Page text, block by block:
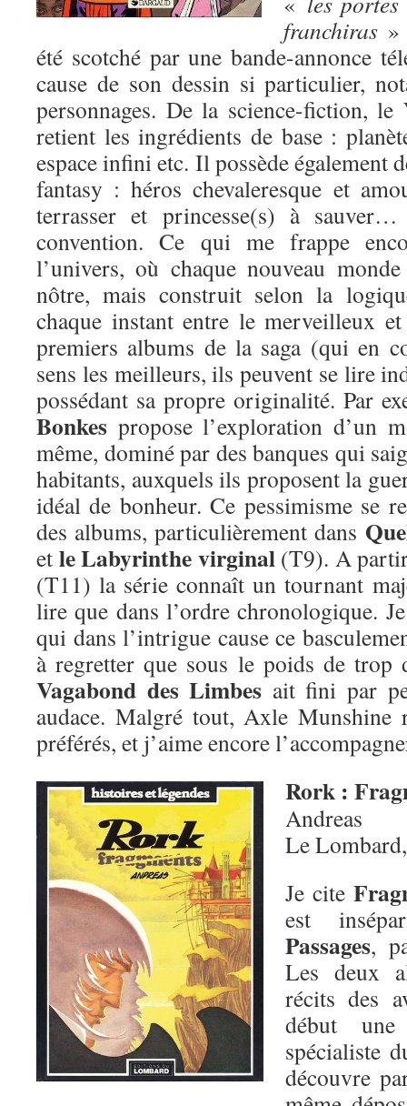
franchiras »
été scotché par une bande-annonce
cause de son dessin si particulier,
personnages. De la science-fiction, le
retient les ingrédients de base :
espace infini etc. Il possède également
fantasy : héros chevaleresque et
terrasser et princesse(s) à
convention. Ce qui me frappe
l’univers, où chaque nouveau
nôtre, mais construit selon la
chaque instant entre le merveilleux
premiers albums de la saga (qui en
sens les meilleurs, ils peuvent se lire
possédant sa propre originalité. Par
Bonkes propose l’exploration d’un
même, dominé par des banques qui
habitants, auxquels ils proposent la
idéal de bonheur. Ce pessimisme se
des albums, particulièrement dans
et le Labyrinthe virginal(T9). A
(T11) la série connaît un tournant
lire que dans l’ordre chronologique.
qui dans l’intrigue cause ce
à regretter que sous le poids de
Vagabond des Limbes ait fini par
audace. Malgré tout, Axle Munshine
préférés, et j’aime encore
Rork :
Andreas
Le
Je cite
est
Passages,
Les deux
récits des
début
spécialiste
découvre